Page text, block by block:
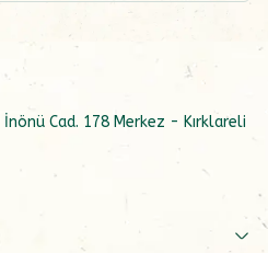
Cad. 178 Merkez - Kırklareli